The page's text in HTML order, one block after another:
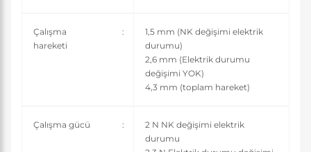
Çalışma
hareketi
:
1,5 mm (NK değişimi elektrik
durumu)
2,6 mm (Elektrik durumu
değişimi YOK)
4,3 mm (toplam hareket)
Çalışma gücü :
2 N NK değişimi elektrik
durumu